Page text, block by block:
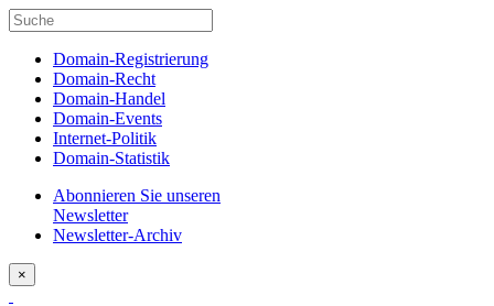
Domain-Registrierung
Domain-Recht
Domain-Handel
Domain-Events
Internet-Politik
Domain-Statistik
Abonnieren Sie unseren
Newsletter
Newsletter-Archiv
×